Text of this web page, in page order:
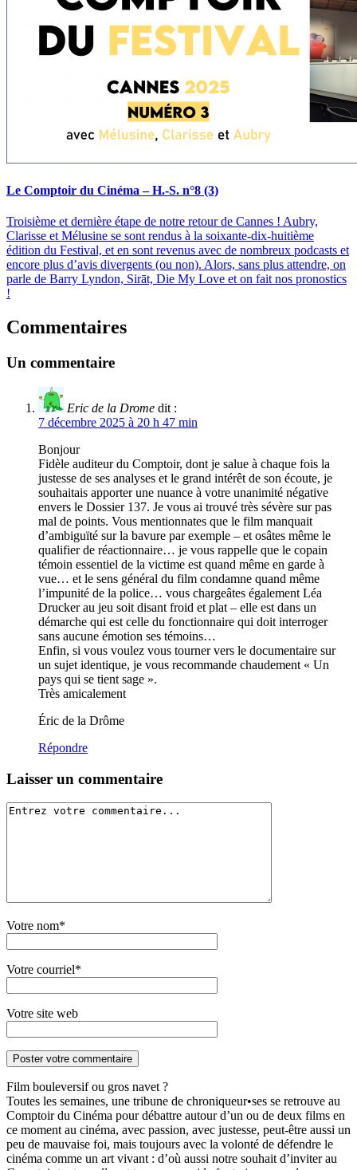
Le Comptoir du Cinéma – H.-S. n°8 (3)
Troisième et dernière étape de notre retour de Cannes ! Aubry,
Clarisse et Mélusine se sont rendus à la soixante-dix-huitième
édition du Festival, et en sont revenus avec de nombreux podcasts et
encore plus d’avis divergents (ou non). Alors, sans plus attendre, on
parle de Barry Lyndon, Sirāt, Die My Love et on fait nos pronostics
!
Commentaires
Un commentaire
Eric de la Drome dit :
7 décembre 2025 à 20 h 47 min
Bonjour
Fidèle auditeur du Comptoir, dont je salue à chaque fois la
justesse de ses analyses et le grand intérêt de son écoute, je
souhaitais apporter une nuance à votre unanimité négative
envers le Dossier 137. Je vous ai trouvé très sévère sur pas
mal de points. Vous mentionnates que le film manquait
d’ambiguïté sur la bavure par exemple – et osâtes même le
qualifier de réactionnaire… je vous rappelle que le copain
témoin essentiel de la victime est quand même en garde à
vue… et le sens général du film condamne quand même
l’impunité de la police… vous chargeâtes également Léa
Drucker au jeu soit disant froid et plat – elle est dans un
démarche qui est celle du fonctionnaire qui doit interroger
sans aucune émotion ses témoins…
Enfin, si vous voulez vous tourner vers le documentaire sur
un sujet identique, je vous recommande chaudement « Un
pays qui se tient sage ».
Très amicalement
Éric de la Drôme
Répondre
Laisser un commentaire
Votre nom*
Votre courriel*
Votre site web
Film bouleversif ou gros navet ?
Toutes les semaines, une tribune de chroniqueur•ses se retrouve au
Comptoir du Cinéma pour débattre autour d’un ou de deux films en
ce moment au cinéma, avec passion, avec justesse, peut-être aussi un
peu de mauvaise foi, mais toujours avec la volonté de défendre le
cinéma comme un art vivant : d’où aussi notre souhait d’inviter au